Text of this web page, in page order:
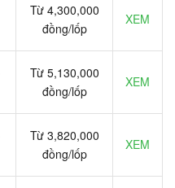
Từ 4,300,000
đồng/lốp
XEM
Từ 5,130,000
đồng/lốp
XEM
Từ 3,820,000
đồng/lốp
XEM